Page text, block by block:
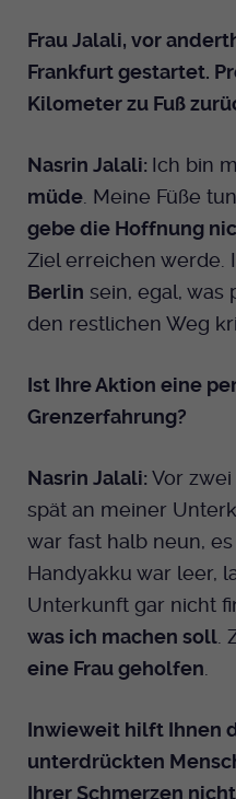
Frau Jalali, vor
Frankfurt gestartet.
Kilometer zu Fuß
Nasrin Jalali: Ich bin
müde . Meine Füße
gebe die Hoffnung
Ziel erreichen werde.
Berlin sein, egal, was
den restlichen Weg
Ist Ihre Aktion eine
Grenzerfahrung?
Nasrin Jalali: Vor
spät an meiner
war fast halb neun,
Handyakku war leer,
Unterkunft gar nicht
was ich machen soll
eine Frau geholfen
Inwieweit hilft Ihnen
unterdrückten
Ihrer Schmerzen
Zweck